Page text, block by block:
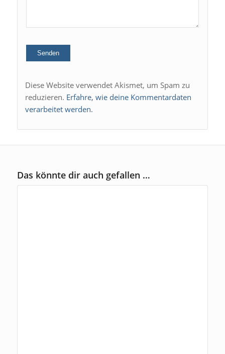
Diese Website verwendet Akismet, um Spam zu
reduzieren. Erfahre, wie deine Kommentardaten
verarbeitet werden.
Das könnte dir auch gefallen …